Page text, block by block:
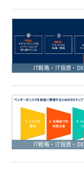
IT戦略・IT投資・DX
IT戦略・IT投資・DX